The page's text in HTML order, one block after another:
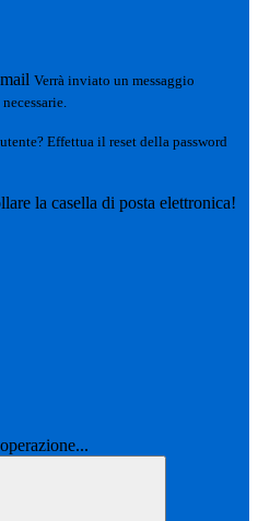
Verrà inviato un messaggio
Effettua il reset della password
la casella di posta elettronica!